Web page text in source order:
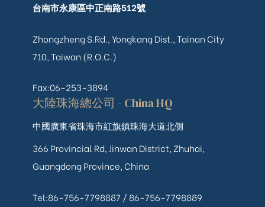
台南市永康區中正南路512號
Zhongzheng S.Rd., Yongkang Dist., Tainan City
710, Taiwan (R.O.C.)
Fax:06-253-3894
大陸珠海總公司 - China HQ
中國廣東省珠海市紅旗鎮珠海大道北側
366 Provincial Rd, Jinwan District, Zhuhai,
Guangdong Province, China
Tel:86-756-7798887 / 86-756-7798889